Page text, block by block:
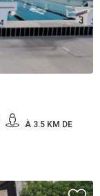
À 3.5 KM DE